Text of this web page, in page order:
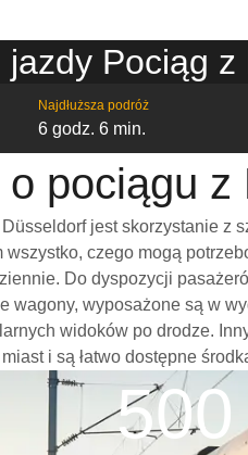
jazdy Pociąg
Najdłuższa podróż
6 godz. 6 min.
pociągu
jest skorzystanie
czego mogą
Do dyspozycji
wyposażone są w
widoków po drodze.
i są łatwo dostępne